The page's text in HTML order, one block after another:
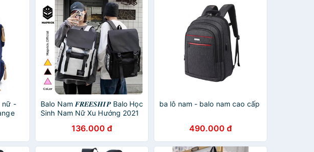
nữ -
Balo Nam 𝑭𝑹𝑬𝑬𝑺𝑯𝑰𝑷 Balo Học
Sinh Nam Nữ Xu Hướng 2021
136.000 đ
ba lô nam - balo nam cao cấp
490.000 đ